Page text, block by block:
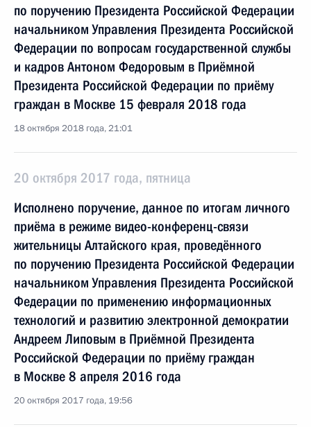
по поручению Президента Российской Федерации
начальником Управления Президента Российской
Федерации по вопросам государственной службы
и кадров Антоном Федоровым в Приёмной
Президента Российской Федерации по приёму
граждан в Москве 15 февраля 2018 года
18 октября 2018 года, 21:01
20 октября 2017 года, пятница
Исполнено поручение, данное по итогам личного
приёма в режиме видео-конференц-связи
жительницы Алтайского края, проведённого
по поручению Президента Российской Федерации
начальником Управления Президента Российской
Федерации по применению информационных
технологий и развитию электронной демократии
Андреем Липовым в Приёмной Президента
Российской Федерации по приёму граждан
в Москве 8 апреля 2016 года
20 октября 2017 года, 19:56